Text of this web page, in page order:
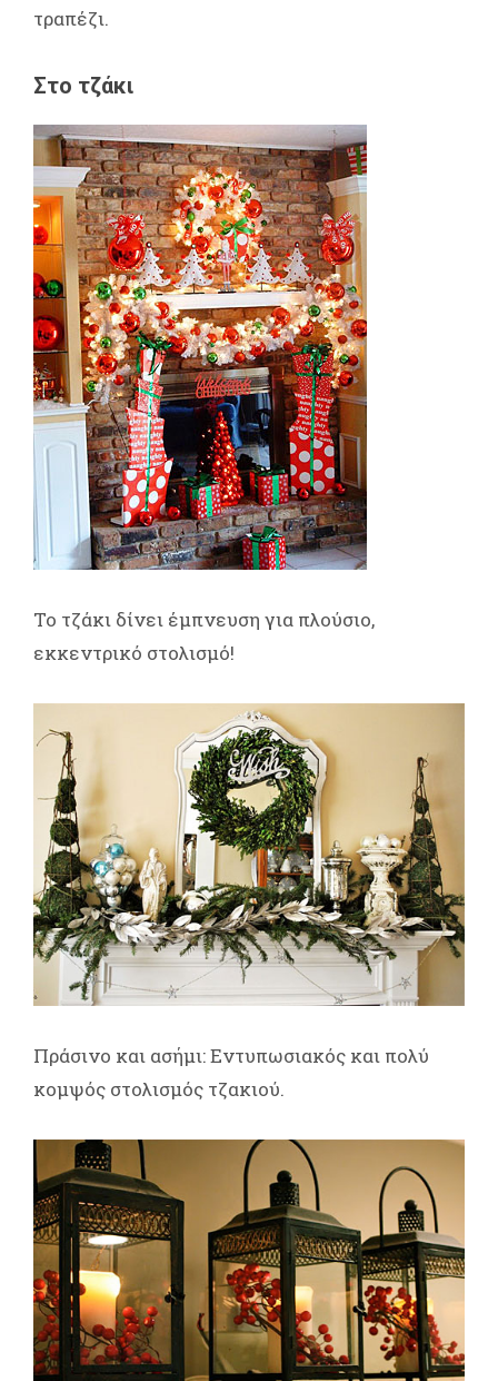
τραπέζι.
Στο τζάκι
Το τζάκι δίνει έμπνευση για πλούσιο,
εκκεντρικό στολισμό!
Πράσινο και ασήμι: Εντυπωσιακός και πολύ
κομψός στολισμός τζακιού.